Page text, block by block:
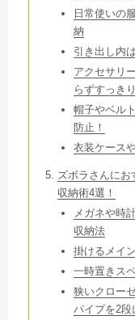
日常使いの
納
引き出し内
アクセサリ
らずすっき
帽子やベル
防止！
衣装ケース
ズボラさんにお
収納術4選！
メガネや時
収納法
掛けるメイ
一時置きス
狭いクロー
パイプを2段